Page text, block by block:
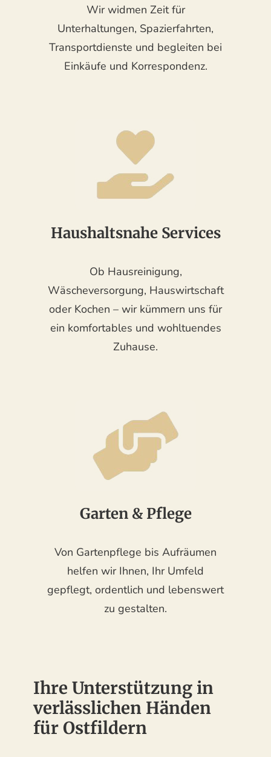
Wir widmen Zeit für
Unterhaltungen, Spazierfahrten,
Transportdienste und begleiten bei
Einkäufe und Korrespondenz.
Haushaltsnahe Services
Ob Hausreinigung,
Wäscheversorgung, Hauswirtschaft
oder Kochen – wir kümmern uns für
ein komfortables und wohltuendes
Zuhause.
Garten & Pflege
Von Gartenpflege bis Aufräumen
helfen wir Ihnen, Ihr Umfeld
gepflegt, ordentlich und lebenswert
zu gestalten.
Ihre Unterstützung in
verlässlichen Händen
für Ostfildern